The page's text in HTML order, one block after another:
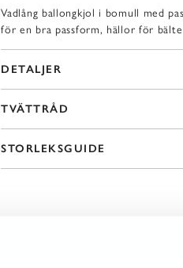
Vadlång ballongkjol i bomull med
för en bra passform, hällor för
DETALJER
TVÄTTRÅD
STORLEKSGUIDE